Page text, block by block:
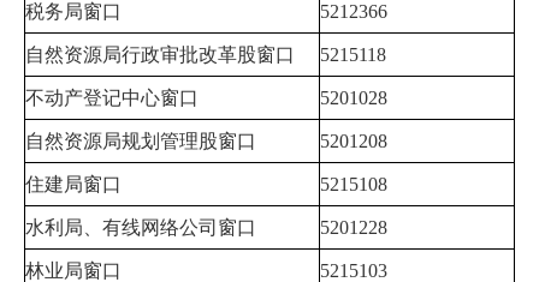
税务局窗口 5212366
自然资源局行政审批改革股窗口 5215118
不动产登记中心窗口 5201028
自然资源局规划管理股窗口 5201208
住建局窗口 5215108
水利局、有线网络公司窗口 5201228
林业局窗口 5215103